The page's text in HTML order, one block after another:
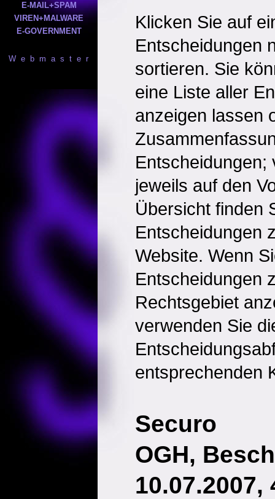
E-MAIL+SPAM
VIREN+MALWARE
E-GOVERNMENT
W e b m a s t e r
Klicken Sie auf
Entscheidungen
sortieren. Sie
eine Liste aller
anzeigen lassen
Entscheidungen;
jeweils auf den
Übersicht finden
Entscheidungen
Website. Wenn
Entscheidungen
Rechtsgebiet
verwenden Sie
entsprechenden
Securo
OGH,
10.07.2007,